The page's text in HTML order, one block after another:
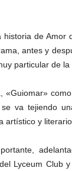
de
antes y
particular de la
«Guiomar»
va tejiendo
artístico y literario
Lyceum Club